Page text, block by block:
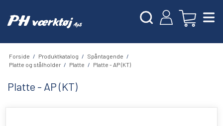
Forside / Produktkatalog / Spåntagende /
Platte og stålholder / Platte / Platte - AP (KT)
Platte - AP (KT)